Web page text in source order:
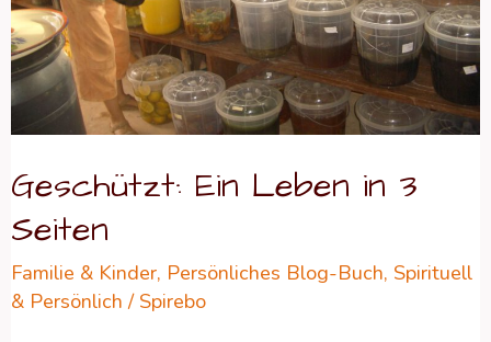
Geschützt: Ein Leben in 3
Seiten
Familie & Kinder, Persönliches Blog-Buch, Spirituell
& Persönlich / Spirebo